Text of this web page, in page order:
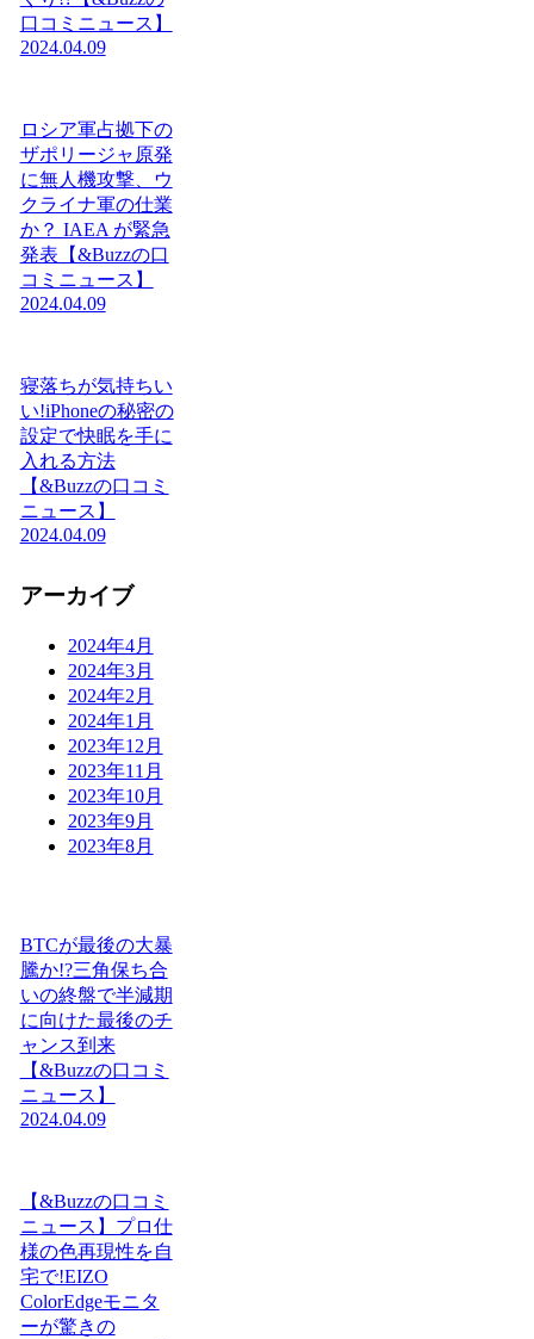
口コミニュース】
2024.04.09
ロシア軍占拠下の
ザポリージャ原発
に無人機攻撃、ウ
クライナ軍の仕業
か？ IAEA が緊急
発表【&Buzzの口
コミニュース】
2024.04.09
寝落ちが気持ちい
い!iPhoneの秘密の
設定で快眠を手に
入れる方法
【&Buzzの口コミ
ニュース】
2024.04.09
アーカイブ
2024年4月
2024年3月
2024年2月
2024年1月
2023年12月
2023年11月
2023年10月
2023年9月
2023年8月
BTCが最後の大暴
騰か!?三角保ち合
いの終盤で半減期
に向けた最後のチ
ャンス到来
【&Buzzの口コミ
ニュース】
2024.04.09
【&Buzzの口コミ
ニュース】プロ仕
様の色再現性を自
宅で!EIZO
ColorEdgeモニタ
ーが驚きの